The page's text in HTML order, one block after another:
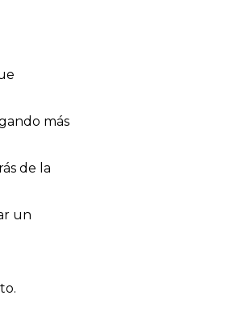
más
de la
un